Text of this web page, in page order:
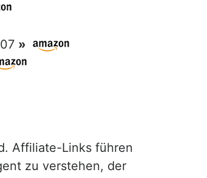
»
Affiliate-Links führen
zu verstehen, der